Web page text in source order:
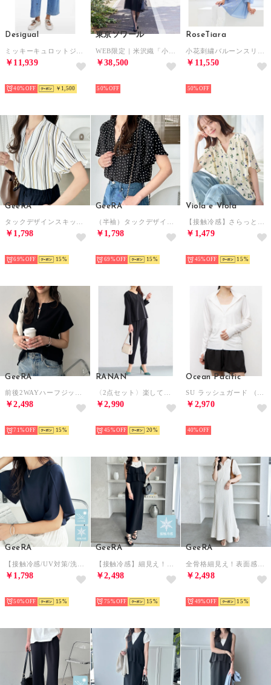
Desigual
￥11,939
40% ￥1,500
東京ソワール
￥38,500
50%
RoseTiara
￥11,550
50%
GeeRA
￥1,798
69% 15
GeeRA
￥1,798
69% 15
Viola e Viola
￥1,479
45% 15
GeeRA
￥2,498
71% 15
RANAN
￥2,990
45% 20
Ocean Pacific
￥2,970
40%
GeeRA
￥1,798
50% 15
GeeRA
￥2,498
75% 15
GeeRA
￥2,498
49% 15